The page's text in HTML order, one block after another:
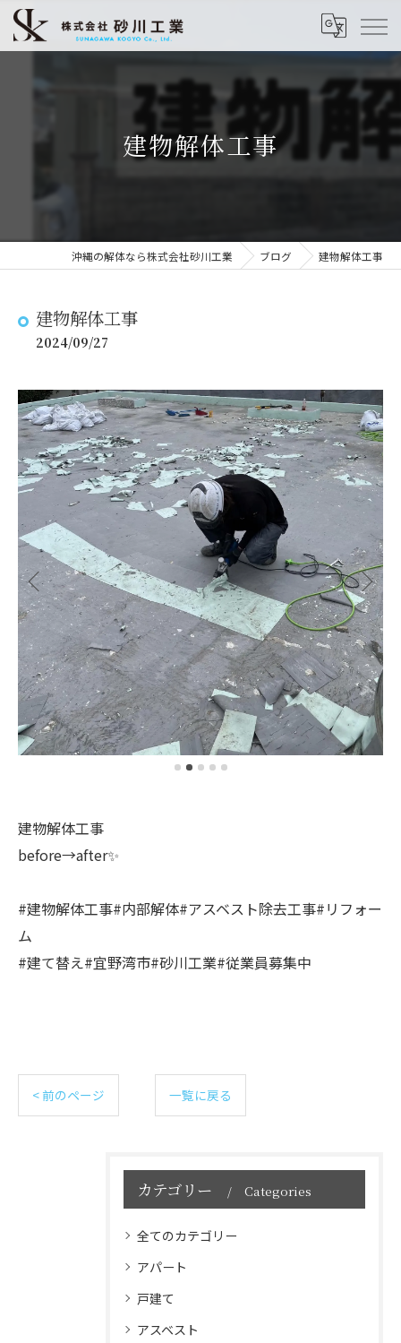
建物解体工事
沖縄の解体なら株式会社砂川工業 ブログ 建物解体工事
建物解体工事
2024/09/27
建物解体工事
before→after✨
#建物解体工事#内部解体#アスベスト除去工事#リフォー
ム
#建て替え#宜野湾市#砂川工業#従業員募集中
< 前のページ 一覧に戻る
カテゴリー Categories
全てのカテゴリー
アパート
戸建て
アスベスト